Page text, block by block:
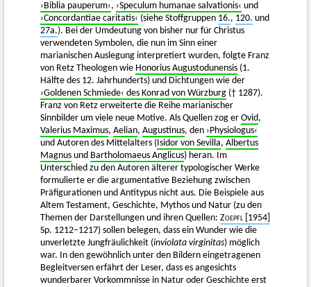
›Biblia pauperum‹, ›Speculum humanae salvationis‹ und
›Concordantiae caritatis‹ (siehe Stoffgruppen 16., 120. und
27a.). Bei der Umdeutung von bisher nur für Christus
verwendeten Symbolen, die nun im Sinn einer
marianischen Auslegung interpretiert wurden, folgte Franz
von Retz Theologen wie Honorius Augustodunensis (1.
Hälfte des 12. Jahrhunderts) und Dichtungen wie der
›Goldenen Schmiede‹ des Konrad von Würzburg († 1287).
Franz von Retz erweiterte die Reihe marianischer
Sinnbilder um viele neue Motive. Als Quellen zog er Ovid,
Valerius Maximus, Aelian, Augustinus, den ›Physiologus‹
und Autoren des Mittelalters (Isidor von Sevilla, Albertus
Magnus und Bartholomaeus Anglicus) heran. Im
Unterschied zu den Autoren älterer typologischer Werke
formulierte er die argumentative Beziehung zwischen
Präfigurationen und Antitypus nicht aus. Die Beispiele aus
Altem Testament, Geschichte, Mythos und Natur (zu den
Themen der Darstellungen und ihren Quellen: Zoepfl [1954]
Sp. 1212–1217) sollen belegen, dass ein Wunder wie die
unverletzte Jungfräulichkeit (inviolata virginitas) möglich
war. In den gewöhnlich unter den Bildern eingetragenen
Begleitversen erfährt der Leser, dass es angesichts
wunderbarer Vorkommnisse in Natur oder Geschichte erst